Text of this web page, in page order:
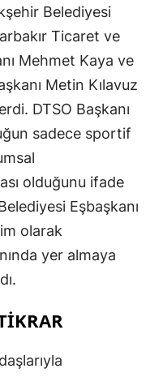
Belediyesi
Ticaret ve
Mehmet Kaya ve
Metin Kılavuz
DTSO Başkanı
sadece sportif
olduğunu ifade
Eşbaşkanı
olarak
yer almaya